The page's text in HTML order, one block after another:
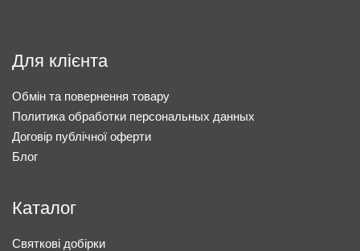
Для клієнта
Обмін та повернення товару
Политика обработки персональных данных
Договір публічної оферти
Блог
Каталог
Святкові добірки